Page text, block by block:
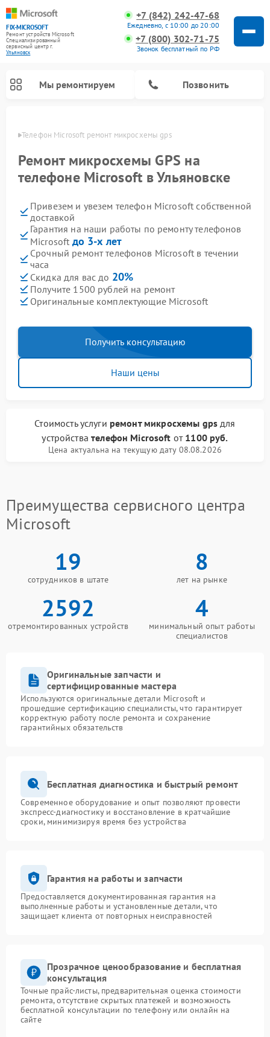
FIX-MICROSOFT
Ремонт устройств Microsoft
Специализированный
cервисный центр г.
Ульяновск
+7 (842) 242-47-68
Ежедневно, с 10:00 до 20:00
+7 (800) 302-71-75
Звонок бесплатный по РФ
Мы ремонтируем Позвонить
Телефон Microsoft ремонт микросхемы gps
Ремонт микросхемы GPS на
телефоне Microsoft в Ульяновске
Привезем и увезем телефон Microsoft собственной
доставкой
Гарантия на наши работы по ремонту телефонов
Microsoft до 3-х лет
Срочный ремонт телефонов Microsoft в течении
часа
Скидка для вас до 20%
Получите 1500 рублей на ремонт
Оригинальные комплектующие Microsoft
Получить консультацию
Наши цены
Стоимость услуги ремонт микросхемы gps для
устройствателефон Microsoft от 1100 руб.
Цена актуальна на текущую дату 08.08.2026
Преимущества сервисного центра
Microsoft
19
сотрудников в штате
8
лет на рынке
2592
отремонтированных устройств
4
минимальный опыт работы
специалистов
Оригинальные запчасти и
сертифицированные мастера
Используются оригинальные детали Microsoft и
прошедшие сертификацию специалисты, что гарантирует
корректную работу после ремонта и сохранение
гарантийных обязательств
Бесплатная диагностика и быстрый ремонт
Современное оборудование и опыт позволяют провести
экспресс-диагностику и восстановление в кратчайшие
сроки, минимизируя время без устройства
Гарантия на работы и запчасти
Предоставляется документированная гарантия на
выполненные работы и установленные детали, что
защищает клиента от повторных неисправностей
Прозрачное ценообразование и бесплатная
консультация
Точные прайс-листы, предварительная оценка стоимости
ремонта, отсутствие скрытых платежей и возможность
бесплатной консультации по телефону или онлайн на
сайте